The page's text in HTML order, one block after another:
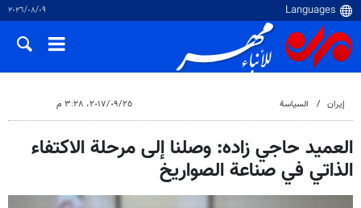
٠٩‏/٠٨‏/٢٠٢٦
إيران السياسة ٢٥‏/٠٩‏/٢٠١٧، ٣:٢٨ م
العميد حاجي زاده: وصلنا إلى مرحلة الاكتفاء
الذاتي في صناعة الصواريخ